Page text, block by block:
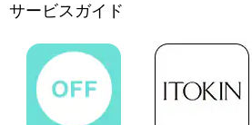
サービスガイド